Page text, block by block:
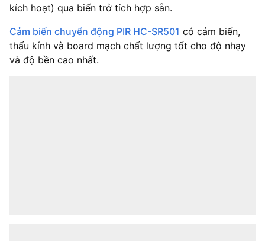
kích hoạt) qua biến trở tích hợp sẵn.
Cảm biến chuyển động PIR HC-SR501 có cảm biến,
thấu kính và board mạch chất lượng tốt cho độ nhạy
và độ bền cao nhất.